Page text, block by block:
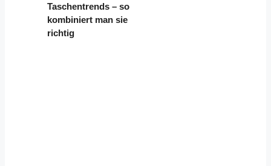
Taschentrends – so
kombiniert man sie
richtig